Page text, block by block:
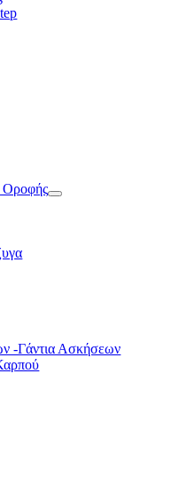
Οροφής
-Γάντια Ασκήσεων